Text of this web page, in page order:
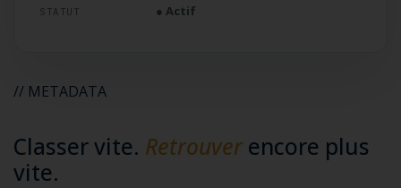
STATUT ● Actif
// METADATA
Classer vite. Retrouverencore plus
vite.